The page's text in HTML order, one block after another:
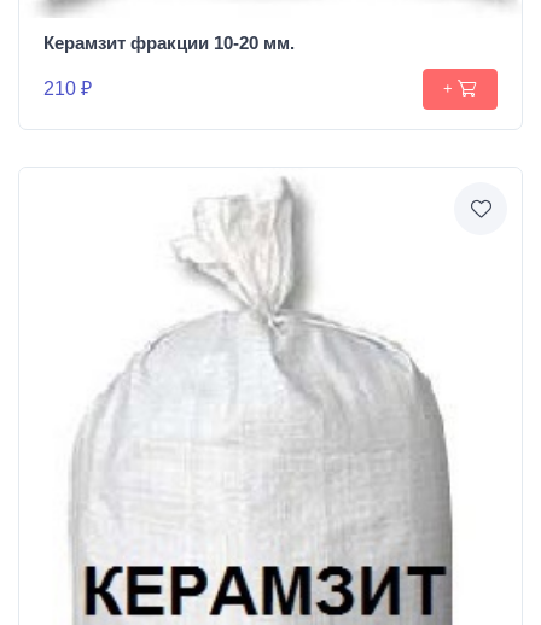
Керамзит фракции 10-20 мм.
210 ₽ +